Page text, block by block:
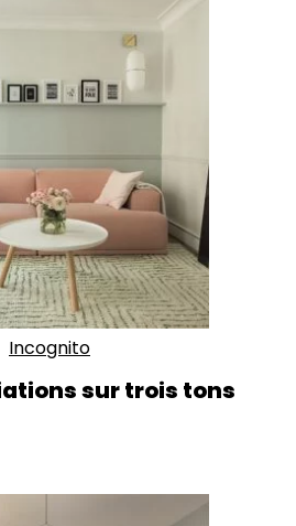
Incognito
sur trois tons